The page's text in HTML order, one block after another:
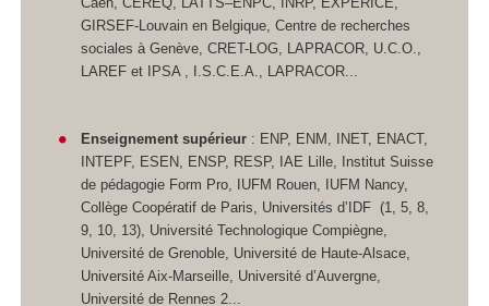
GIRSEF-Louvain en Belgique, Centre de recherches
sociales à Genève, CRET-LOG, LAPRACOR, U.C.O.,
LAREF et IPSA , I.S.C.E.A., LAPRACOR...
Enseignement supérieur: ENP, ENM, INET, ENACT,
INTEPF, ESEN, ENSP, RESP, IAE Lille, Institut Suisse
de pédagogie Form Pro, IUFM Rouen, IUFM Nancy,
Collège Coopératif de Paris, Universités d’IDF (1, 5, 8,
9, 10, 13), Université Technologique Compiègne,
Université de Grenoble, Université de Haute-Alsace,
Université Aix-Marseille, Université d’Auvergne,
Université de Rennes 2...